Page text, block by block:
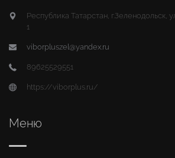
Республика Татарстан, г.Зеленодольск,
1
viborpluszel@yandex.ru
89625529551
https://viborplus.ru/
Меню